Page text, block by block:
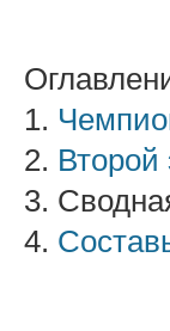
1.
2. Второй
3.
4.